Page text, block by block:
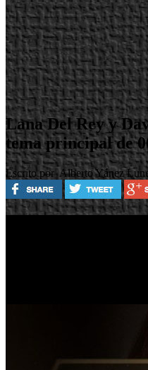
Lana Del Rey y
tema principal de
Escrito por Alberto Yánez